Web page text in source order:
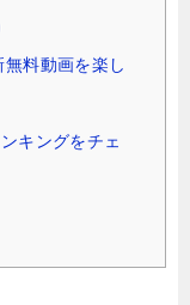
料動画を楽し
キングをチェ